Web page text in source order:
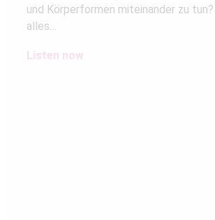
und Körperformen miteinander zu tun?
alles…
Listen now